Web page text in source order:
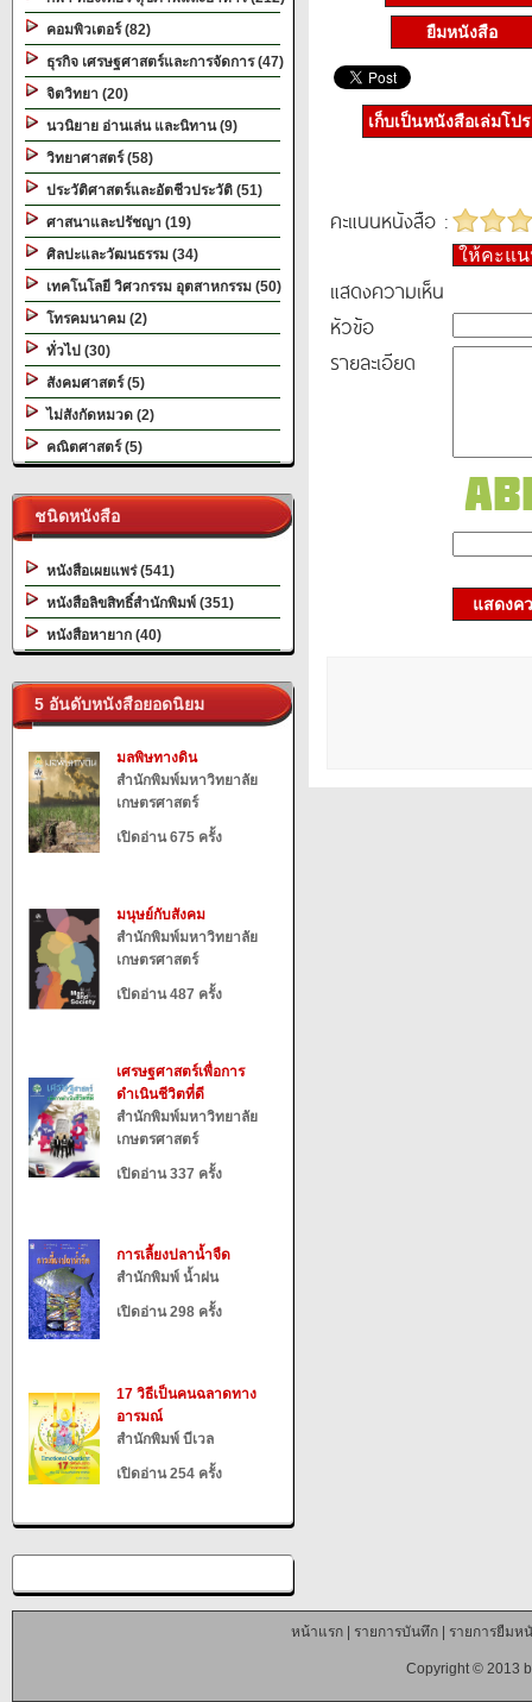
คอมพิวเตอร์ (82)
ธุรกิจ เศรษฐศาสตร์และการจัดการ (47)
จิตวิทยา (20)
นวนิยาย อ่านเล่น และนิทาน (9)
วิทยาศาสตร์ (58)
ประวัติศาสตร์และอัตชีวประวัติ (51)
ศาสนาและปรัชญา (19)
ศิลปะและวัฒนธรรม (34)
เทคโนโลยี วิศวกรรม อุตสาหกรรม (50)
โทรคมนาคม (2)
ทั่วไป (30)
สังคมศาสตร์ (5)
ไม่สังกัดหมวด (2)
คณิตศาสตร์ (5)
ชนิดหนังสือ
หนังสือเผยแพร่ (541)
หนังสือลิขสิทธิ์สำนักพิมพ์ (351)
หนังสือหายาก (40)
5 อันดับหนังสือยอดนิยม
มลพิษทางดิน
สำนักพิมพ์มหาวิทยาลัย
เกษตรศาสตร์
เปิดอ่าน 675 ครั้ง
มนุษย์กับสังคม
สำนักพิมพ์มหาวิทยาลัย
เกษตรศาสตร์
เปิดอ่าน 487 ครั้ง
เศรษฐศาสตร์เพื่อการ
ดำเนินชีวิตที่ดี
สำนักพิมพ์มหาวิทยาลัย
เกษตรศาสตร์
เปิดอ่าน 337 ครั้ง
การเลี้ยงปลาน้ำจืด
สำนักพิมพ์ น้ำฝน
เปิดอ่าน 298 ครั้ง
17 วิธีเป็นคนฉลาดทาง
อารมณ์
สำนักพิมพ์ บีเวล
เปิดอ่าน 254 ครั้ง
ยืมหนังสือ
เก็บเป็นหนังสือเล่มโป
คะแนนหนังสือ :
ให้คะแ
แสดงความเห็น
หัวข้อ
รายละเอียด
แสดงค
หน้าแรก| รายการบันทึก| รายการยืมห
Copyright © 2013